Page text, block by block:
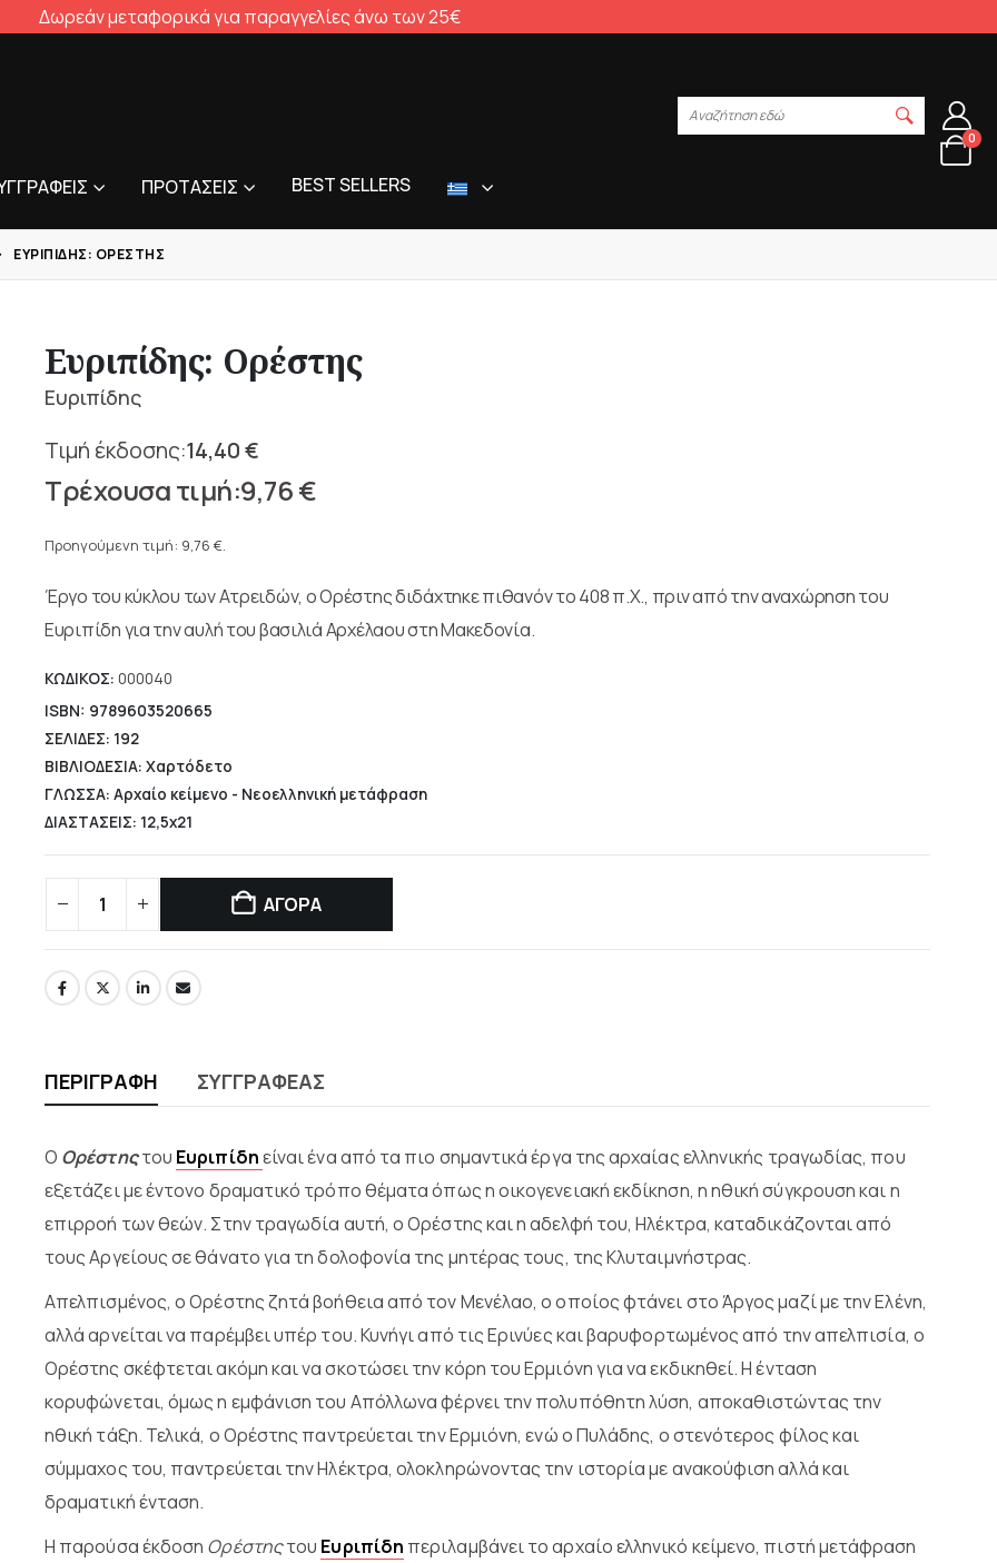
Δωρεάν μεταφορικά για παραγγελίες άνω των 25€
ΠΡΟΤΆΣΕΙΣ BEST SELLERS
Αναζήτηση εδώ
0
ΕΥΡΙΠΊΔΗΣ: ΟΡΈΣΤΗΣ
Ευριπίδης: Ορέστης
Ευριπίδης
14,40€
Original
price
was:
14,40 €.
9,76€
τρέχουσα
είναι:
9,76 €.
Προηγούμενη τιμή: 9,76 €.
Έργο του κύκλου των Ατρειδών, ο Ορέστης διδάχτηκε πιθανόν το 408 π.Χ., πριν από την αναχώρηση του
Ευριπίδη για την αυλή του βασιλιά Αρχέλαου στη Μακεδονία.
ΚΩΔΙΚΟΣ: 000040
ISBN: 9789603520665
ΣΕΛΙΔΕΣ: 192
ΒΙΒΛΙΟΔΕΣΙΑ: Χαρτόδετο
ΓΛΩΣΣΑ: Αρχαίο κείμενο - Νεοελληνική μετάφραση
ΔΙΑΣΤΑΣΕΙΣ: 12,5x21
ΑΓΟΡΑ
ΠΕΡΙΓΡΑΦΉ ΣΥΓΓΡΑΦΈΑΣ
Ο Ορέστηςτου Ευριπίδηείναι ένα από τα πιο σημαντικά έργα της αρχαίας ελληνικής τραγωδίας, που
εξετάζει με έντονο δραματικό τρόπο θέματα όπως η οικογενειακή εκδίκηση, η ηθική σύγκρουση και η
επιρροή των θεών. Στην τραγωδία αυτή, ο Ορέστης και η αδελφή του, Ηλέκτρα, καταδικάζονται από
τους Αργείους σε θάνατο για τη δολοφονία της μητέρας τους, της Κλυταιμνήστρας.
Απελπισμένος, ο Ορέστης ζητά βοήθεια από τον Μενέλαο, ο οποίος φτάνει στο Άργος μαζί με την Ελένη,
αλλά αρνείται να παρέμβει υπέρ του. Κυνήγι από τις Ερινύες και βαρυφορτωμένος από την απελπισία, ο
Ορέστης σκέφτεται ακόμη και να σκοτώσει την κόρη του Ερμιόνη για να εκδικηθεί. Η ένταση
κορυφώνεται, όμως η εμφάνιση του Απόλλωνα φέρνει την πολυπόθητη λύση, αποκαθιστώντας την
ηθική τάξη. Τελικά, ο Ορέστης παντρεύεται την Ερμιόνη, ενώ ο Πυλάδης, ο στενότερος φίλος και
σύμμαχος του, παντρεύεται την Ηλέκτρα, ολοκληρώνοντας την ιστορία με ανακούφιση αλλά και
δραματική ένταση.
Η παρούσα έκδοση Ορέστηςτου Ευριπίδη περιλαμβάνει το αρχαίο ελληνικό κείμενο, πιστή μετάφραση